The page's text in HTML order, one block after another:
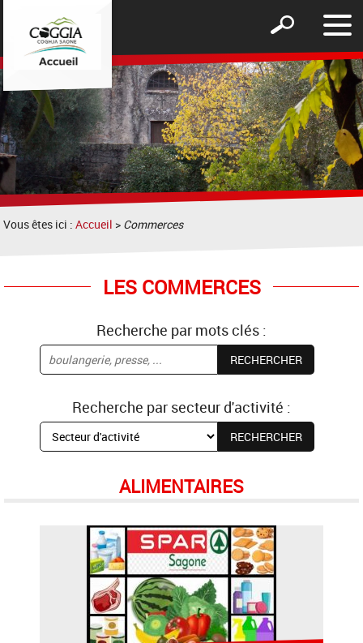
le
Afficher
formulaire
de
recherche
Vous êtes ici :Accueil > Commerces
LES COMMERCES
Recherche par mots clés :
Recherche par secteur d'activité :
ALIMENTAIRES